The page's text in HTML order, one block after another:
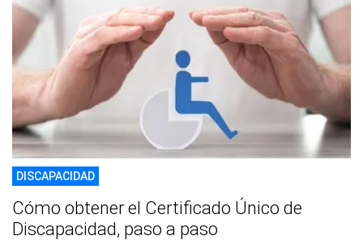
DISCAPACIDAD
Cómo obtener el Certificado Único de
Discapacidad, paso a paso